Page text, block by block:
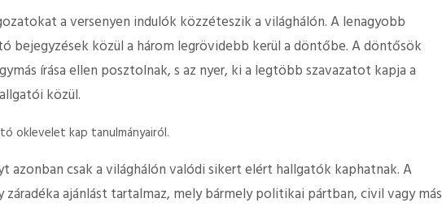
a versenyen indulók közzéteszik a világhálón. A lenagyobb
bejegyzések közül a három legrövidebb kerül a döntőbe. A döntősök
írása ellen posztolnak, s az nyer, ki a legtöbb szavazatot kapja a
közül.
oklevelet kap tanulmányairól.
azonban csak a világhálón valódi sikert elért hallgatók kaphatnak. A
ajánlást tartalmaz, mely bármely politikai pártban, civil vagy más